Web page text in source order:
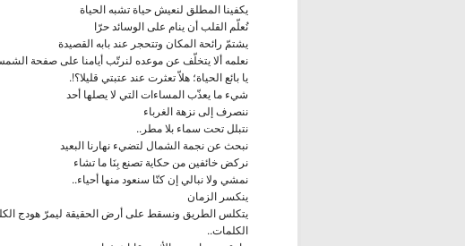
يكفينا المطلق لنعيش حياة تشبه الحياة
نُعلّم القلب أن ينام على الوسائد حرّا
يشتمّ رائحة المكان وتتحجر عند بابه القصيدة
نعلمه ألا يتخلّف عن موعده لنرتّب أيامنا على صفحة
يا بائع الحياة؛ هلاّ تعثرت عند عتبتي قليلا؟!.
شيء ما يعذّب المساءات التي لا يصلها أحد
ننصرف إلى نزهة الغرباء
نتبلل تحت سماء بلا مطر..
نبحث عن نجمة الشمال لتضيء نهارنا البعيد
نركض خائفين من حكاية تصنع بِنَا ما تشاء
نمشي ولا نبالي إن كنّا سنعود منها أحياء..
ينكسر الزمان
يتكلس الطريق ونسقط على أرض الحقيقة ليمرّ هودج
الكلمات..